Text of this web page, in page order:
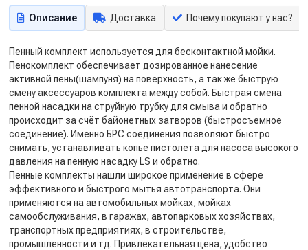
Описание Доставка Почему покупают у нас?
Пенный комплект используется для бесконтактной мойки.
Пенокомплект обеспечивает дозированное нанесение
активной пены(шампуня) на поверхность, а так же быструю
смену аксессуаров комплекта между собой. Быстрая смена
пенной насадки на струйную трубку для смыва и обратно
происходит за счёт байонетных затворов (быстросъемное
соединение). Именно БРС соединения позволяют быстро
снимать, устанавливать копье пистолета для насоса высокого
давления на пенную насадку LS и обратно.
Пенные комплекты нашли широкое применение в сфере
эффективного и быстрого мытья автотранспорта. Они
применяются на автомобильных мойках, мойках
самообслуживания, в гаражах, автопарковых хозяйствах,
транспортных предприятиях, в строительстве,
промышленности и тд. Привлекательная цена, удобство